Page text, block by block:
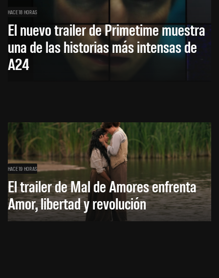
HACE 18 HORAS
El nuevo trailer de Primetime muestra
una de las historias más intensas de
A24
HACE 19 HORAS
El trailer de Mal de Amores enfrenta
Amor, libertad y revolución